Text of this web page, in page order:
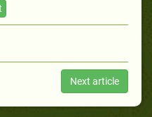
Next article